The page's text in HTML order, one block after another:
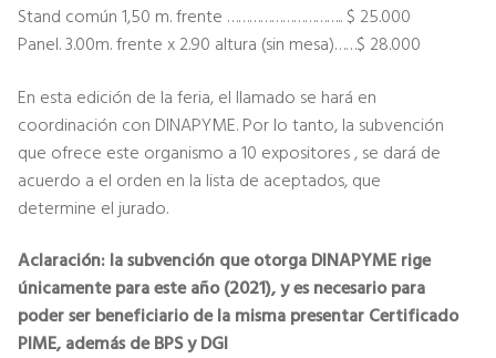
Stand común 1,50 m. frente ………………………….. $ 25.000
Panel. 3.00m. frente x 2.90 altura (sin mesa)……$ 28.000
En esta edición de la feria, el llamado se hará en
coordinación con DINAPYME. Por lo tanto, la subvención
que ofrece este organismo a 10 expositores , se dará de
acuerdo a el orden en la lista de aceptados, que
determine el jurado.
Aclaración: la subvención que otorga DINAPYME rige
únicamente para este año (2021), y es necesario para
poder ser beneficiario de la misma presentar Certificado
PIME, además de BPS y DGI